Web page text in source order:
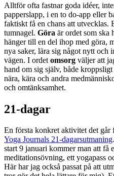
Alltför ofta fastnar goda idéer,
papperslapp, i en to do-app eller
faktiskt få en chans att utvecklas.
tumnagel. Göra är ordet som ska
hänger till en del ihop med göra,
nya saker, lära sig något nytt och
vägen. I ordet omsorg väljer att
hand om sig själv, både
nära, kära och andra
och omtänksamhet.
21-dagar
En första konkret aktivitet det
Yoga Journals 21-dagarsutmaning
start 9 januari kommer man att få
meditationsövning, ett yogapass
Här har jag också passat på att